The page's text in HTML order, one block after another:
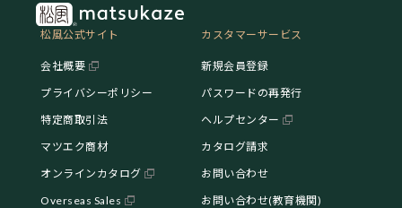
松風公式サイト
会社概要
プライバシーポリシー
特定商取引法
マツエク商材
オンラインカタログ
Overseas Sales
カスタマーサービス
新規会員登録
パスワードの再発行
ヘルプセンター
カタログ請求
お問い合わせ
お問い合わせ(教育機関)